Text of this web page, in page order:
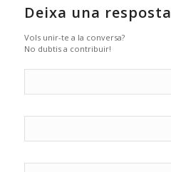
Deixa una resposta
Vols unir-te a la conversa?
No dubtis a contribuir!